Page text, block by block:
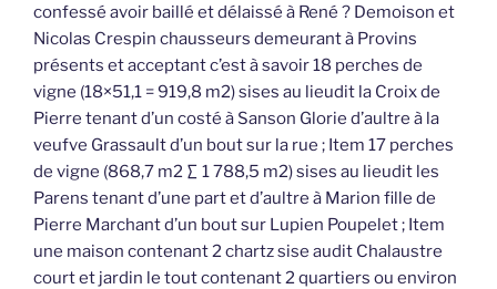
confessé avoir baillé et délaissé à René ? Demoison et
Nicolas Crespin chausseurs demeurant à Provins
présents et acceptant c’est à savoir 18 perches de
vigne (18×51,1 = 919,8 m2) sises au lieudit la Croix de
Pierre tenant d’un costé à Sanson Glorie d’aultre à la
veufve Grassault d’un bout sur la rue ; Item 17 perches
de vigne (868,7 m2 ∑ 1 788,5 m2) sises au lieudit les
Parens tenant d’une part et d’aultre à Marion fille de
Pierre Marchant d’un bout sur Lupien Poupelet ; Item
une maison contenant 2 chartz sise audit Chalaustre
court et jardin le tout contenant 2 quartiers ou environ